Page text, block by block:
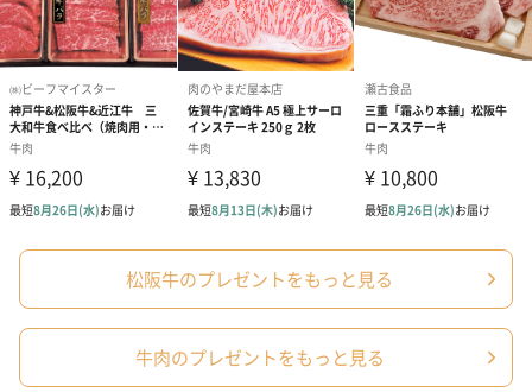
松阪牛のプレゼントをもっと見る
牛肉のプレゼントをもっと見る